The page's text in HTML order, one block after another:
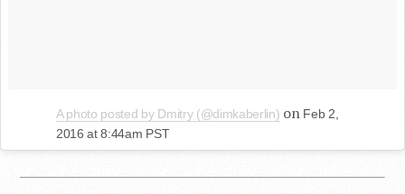
A photo posted by Dmitry (@dimkaberlin) on Feb 2,
2016 at 8:44am PST